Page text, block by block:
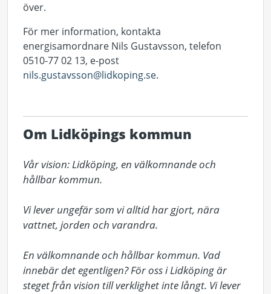
över.
För mer information, kontakta
energisamordnare Nils Gustavsson, telefon
0510-77 02 13, e-post
nils.gustavsson@lidkoping.se.
Om Lidköpings kommun
Vår vision: Lidköping, en välkomnande och
hållbar kommun.
Vi lever ungefär som vi alltid har gjort, nära
vattnet, jorden och varandra.
En välkomnande och hållbar kommun. Vad
innebär det egentligen? För oss i Lidköping är
steget från vision till verklighet inte långt. Vi lever